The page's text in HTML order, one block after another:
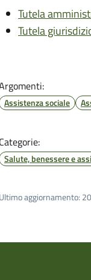
Tutela
Tutela
Assistenza sociale
Categorie:
Salute, benessere e
Ultimo aggiornamento: